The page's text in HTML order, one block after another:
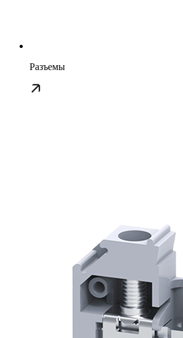
Разъемы